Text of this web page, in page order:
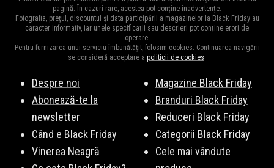
verificați dacă acesta este încă activ, dacă îndepliniți condițiile
de utilizare și dacă a fost introdus corect. Uneori, codurile
expiră sau sunt valabile doar pentru anumite produse sau
perioade de timp.
pagină. În cazuri rare, acestea pot conține inadvertențe.
Fotografia, prețul, discountul și data participării a magazinelor la Black Friday au
caracter informativ, iar unele specificații sau descrieri pot conține erori de
operare.
Pentru furnizarea unui serviciu îmbunătățit, folosim cookies. Continuarea navigării
se consideră acceptare a politicii de cookies.
Despre noi
Abonează-te la
newsletter
Când e Black Friday
Vinerea Neagră
Magazine Black Friday
Branduri Black Friday
Reduceri Black Friday
Categorii Black Friday
Cele mai vândute